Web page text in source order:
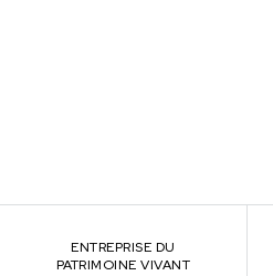
ENTREPRISE DU
PATRIMOINE VIVANT